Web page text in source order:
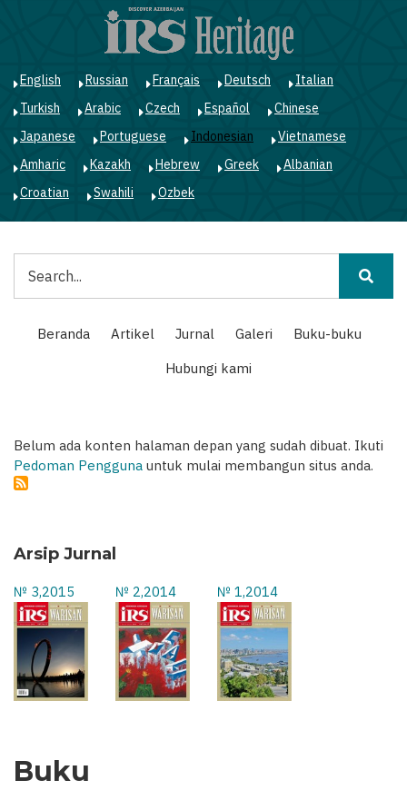
English Russian Français Deutsch
Italian
Turkish
Arabic Czech Español
Chinese
Japanese
Portuguese Indonesian
Vietnamese
Amharic
Kazakh Hebrew Greek
Albanian
Croatian
Swahili Ozbek
Main
navigation
Beranda Artikel Jurnal Galeri
Buku-buku
Hubungi kami
Belum ada konten halaman depan yang sudah dibuat. Ikuti
Pedoman Pengguna untuk mulai membangun situs anda.
Arsip Jurnal
№ 3,2015 № 2,2014 № 1,2014
Buku